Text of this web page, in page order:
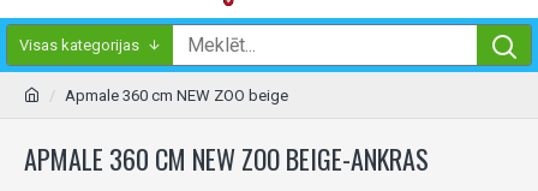
Visas kategorijas
Apmale 360 cm NEW ZOO beige
APMALE 360 CM NEW ZOO BEIGE-ANKRAS